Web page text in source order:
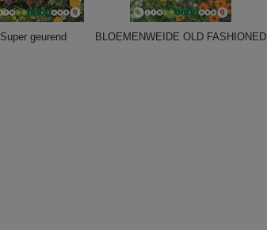
Super geurend BLOEMENWEIDE OLD FASHIONED